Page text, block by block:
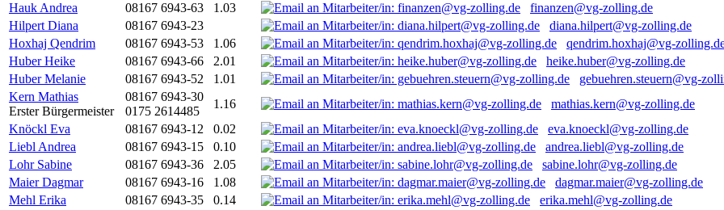
Hauk Andrea
08167 6943-63 1.03
finanzen@vg-zolling.de
Hilpert Diana
08167 6943-23
diana.hilpert@vg-zolling.de
Hoxhaj Qendrim
08167 6943-53 1.06
qendrim.hoxhaj@vg-
Huber Heike
08167 6943-66 2.01
heike.huber@vg-zolling.de
Huber Melanie
08167 6943-52 1.01
gebuehren.steuern@vg-
Kern Mathias
Erster Bürgermeister
08167 6943-30
0175 2614485
1.16
mathias.kern@vg-zolling.de
Knöckl Eva
08167 6943-12 0.02
eva.knoeckl@vg-zolling.de
Liebl Andrea
08167 6943-15 0.10
andrea.liebl@vg-zolling.de
Lohr Sabine
08167 6943-36 2.05
sabine.lohr@vg-zolling.de
Maier Dagmar
08167 6943-16 1.08
dagmar.maier@vg-zolling.de
Mehl Erika
08167 6943-35 0.14
erika.mehl@vg-zolling.de